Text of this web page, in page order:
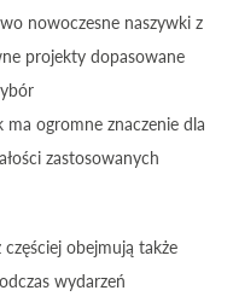
nowoczesne naszywki z
projekty dopasowane
ogromne znaczenie dla
zastosowanych
obejmują także
wydarzeń